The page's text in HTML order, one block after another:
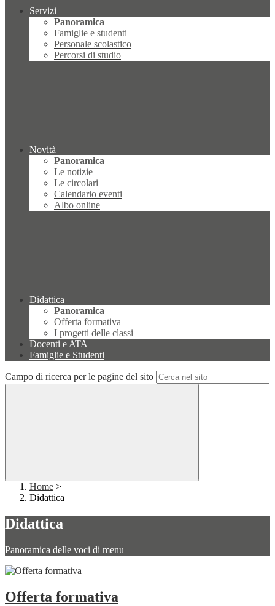
Servizi
Panoramica
Famiglie e studenti
Personale scolastico
Percorsi di studio
Novità
Panoramica
Le notizie
Le circolari
Calendario eventi
Albo online
Didattica
Panoramica
Offerta formativa
I progetti delle classi
Docenti e ATA
Famiglie e Studenti
Campo di ricerca per le pagine del sito
Home >
Didattica
Didattica
Panoramica delle voci di menu
Offerta formativa